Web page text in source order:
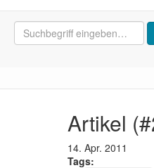
artikel
14. Apr. 2011
Tags